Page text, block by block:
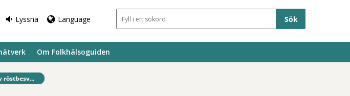
Lyssna Language Sökfält
Om Folkhälsoguiden
röstbesv...